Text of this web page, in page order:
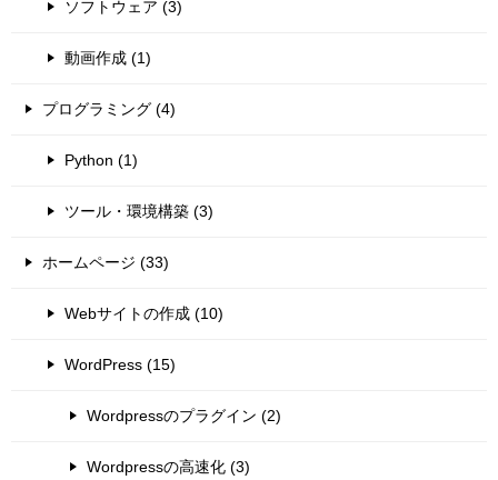
ソフトウェア (3)
動画作成 (1)
プログラミング (4)
Python (1)
ツール・環境構築 (3)
ホームページ (33)
Webサイトの作成 (10)
WordPress (15)
Wordpressのプラグイン (2)
Wordpressの高速化 (3)